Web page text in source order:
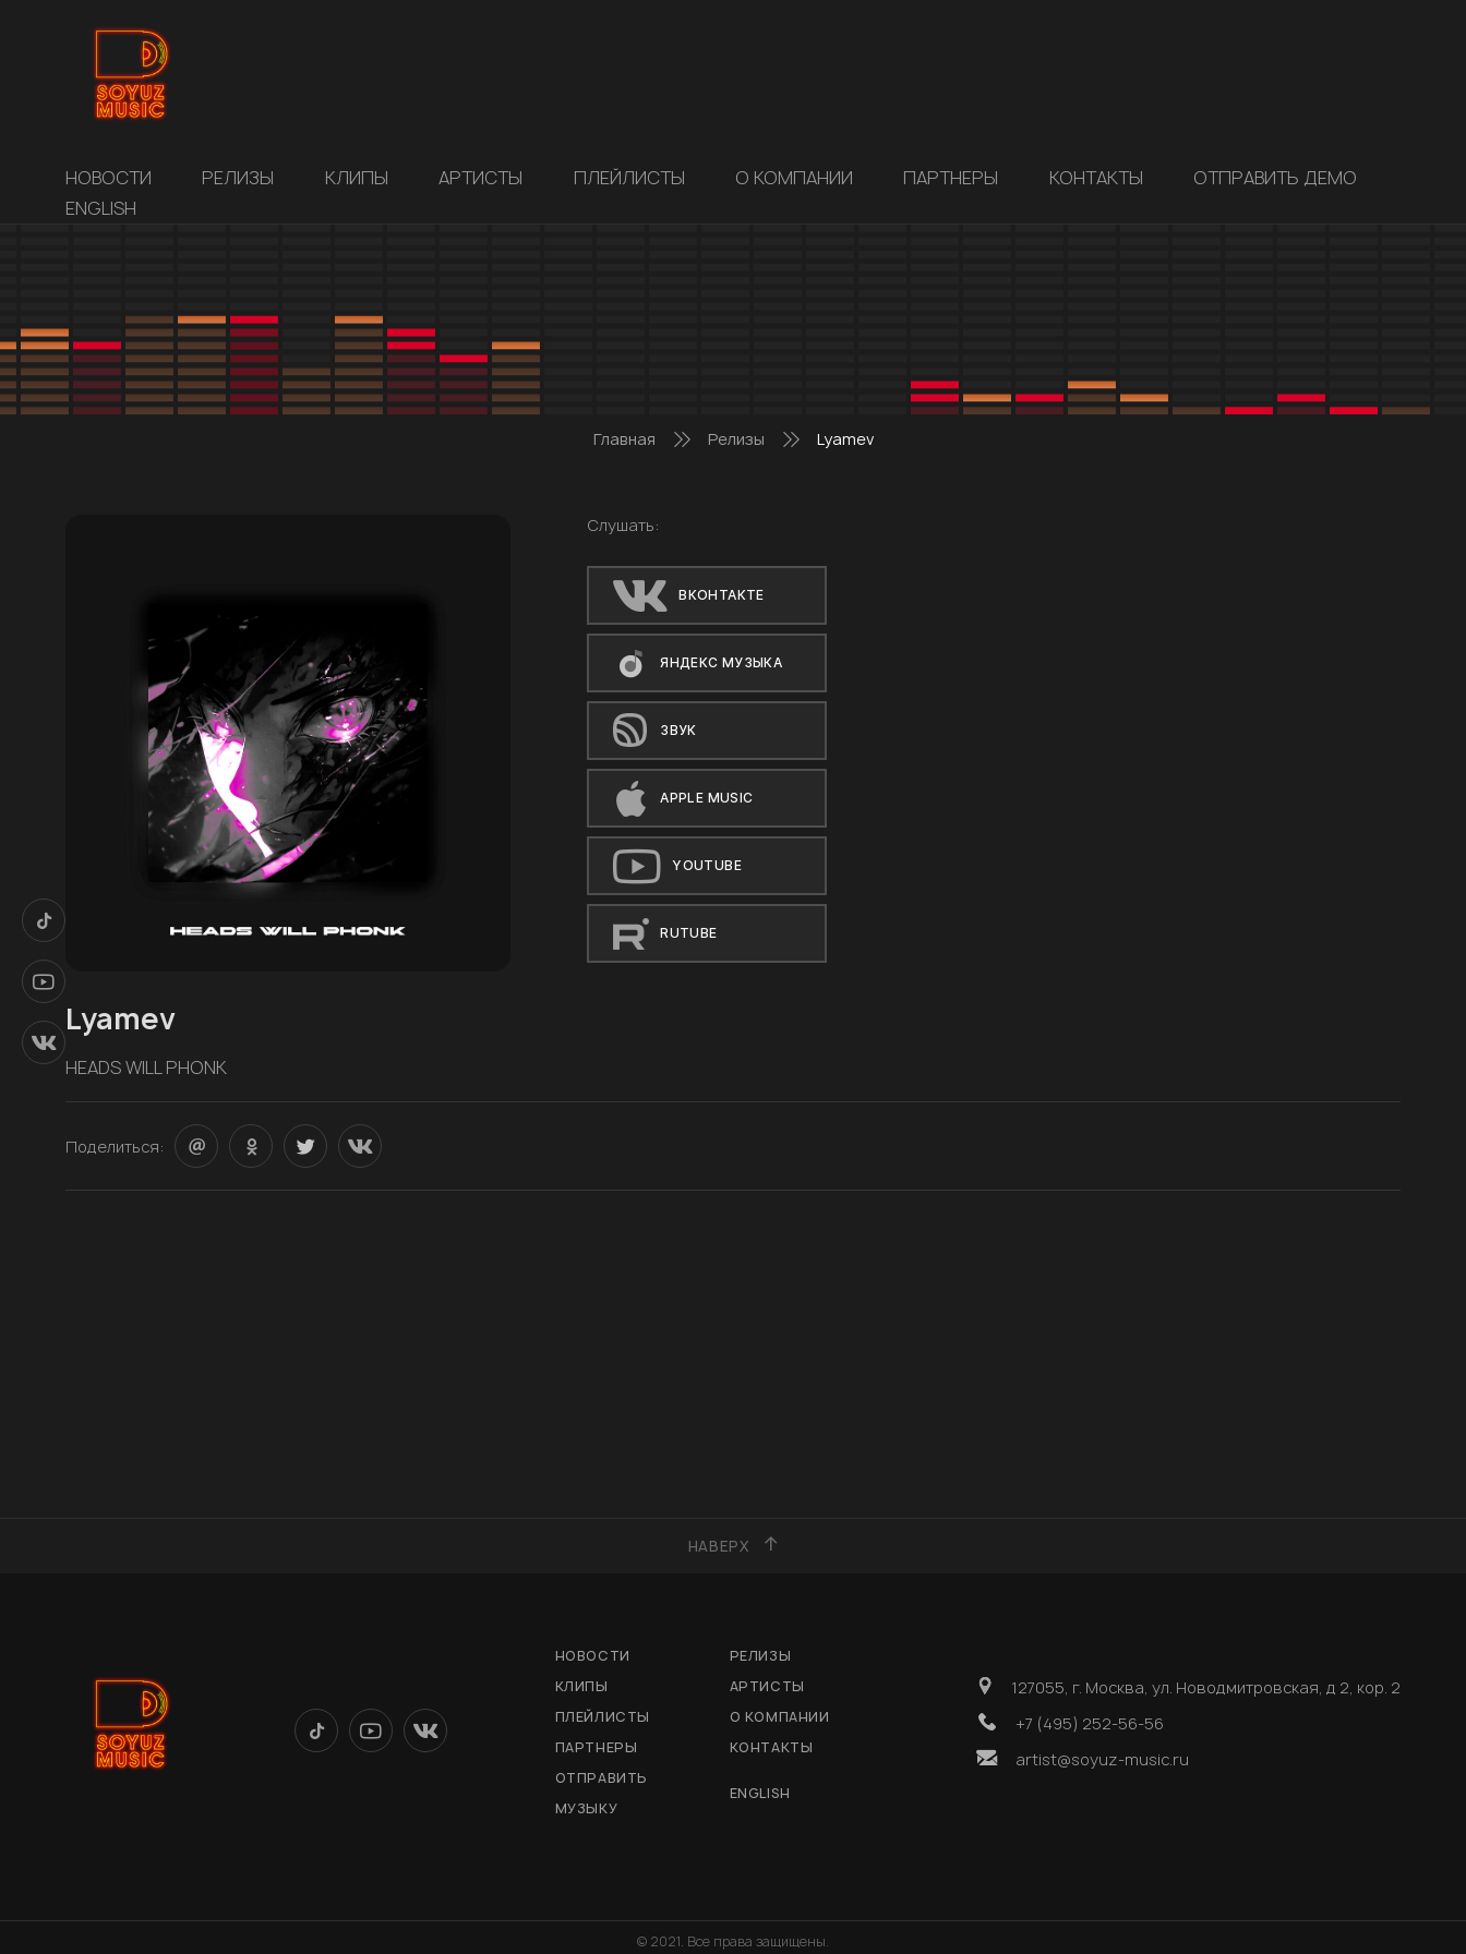
НОВОСТИ РЕЛИЗЫ КЛИПЫ АРТИСТЫ ПЛЕЙЛИСТЫ О КОМПАНИИ ПАРТНЕРЫ КОНТАКТЫ
ОТПРАВИТЬ ДЕМО
ENGLISH
Главная Релизы Lyamev
Слушать:
ВКОНТАКТЕ
ЯНДЕКС МУЗЫКА
ЗВУК
APPLE MUSIC
YOUTUBE
RUTUBE
Lyamev
HEADS WILL PHONK
Поделиться:
НАВЕРХ
НОВОСТИ
РЕЛИЗЫ
КЛИПЫ
АРТИСТЫ
ПЛЕЙЛИСТЫ
О КОМПАНИИ
ПАРТНЕРЫ
КОНТАКТЫ
ОТПРАВИТЬ
МУЗЫКУ
ENGLISH
127055, г. Москва, ул. Новодмитровская, д 2, кор. 2
+7 (495) 252-56-56
artist@soyuz-music.ru
© 2021. Все права защищены.